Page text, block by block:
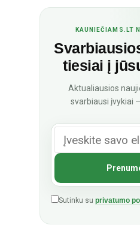
KAUNIEČIAMS.LT
tiesiai į
Aktualiausios
svarbiausi įvykiai
Sutinku su privatumo